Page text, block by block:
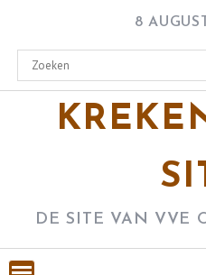
content
8
DE SITE VAN VVE